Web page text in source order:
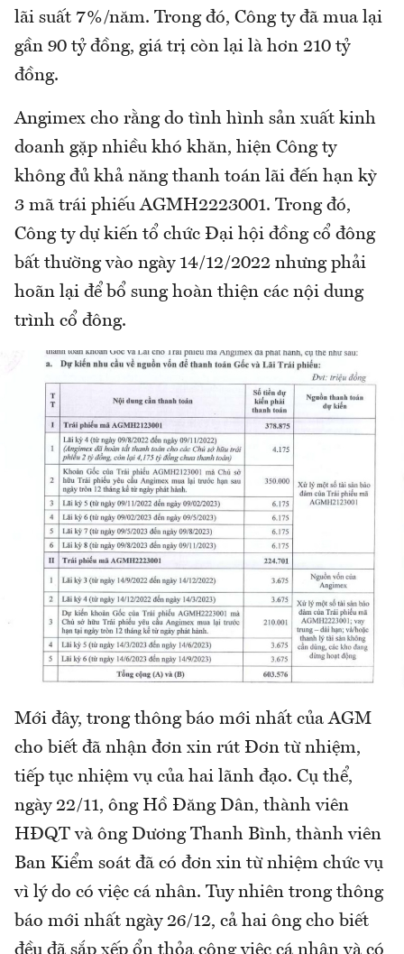
lãi suất 7%/năm. Trong đó, Công ty đã mua lại
gần 90 tỷ đồng, giá trị còn lại là hơn 210 tỷ
đồng.
Angimex cho rằng do tình hình sản xuất kinh
doanh gặp nhiều khó khăn, hiện Công ty
không đủ khả năng thanh toán lãi đến hạn kỳ
3 mã trái phiếu AGMH2223001. Trong đó,
Công ty dự kiến tổ chức Đại hội đồng cổ đông
bất thường vào ngày 14/12/2022 nhưng phải
hoãn lại để bổ sung hoàn thiện các nội dung
trình cổ đông.
Mới đây, trong thông báo mới nhất của AGM
cho biết đã nhận đơn xin rút Đơn từ nhiệm,
tiếp tục nhiệm vụ của hai lãnh đạo. Cụ thể,
ngày 22/11, ông Hồ Đăng Dân, thành viên
HĐQT và ông Dương Thanh Bình, thành viên
Ban Kiểm soát đã có đơn xin từ nhiệm chức vụ
vì lý do có việc cá nhân. Tuy nhiên trong thông
báo mới nhất ngày 26/12, cả hai ông cho biết
đều đã sắp xếp ổn thỏa công việc cá nhân và có